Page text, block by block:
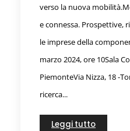
verso la nuova
e connessa. Prospettive,
le imprese della
marzo 2024, ore 10Sala
PiemonteVia Nizza, 18 -
ricerca...
Leggi tutto